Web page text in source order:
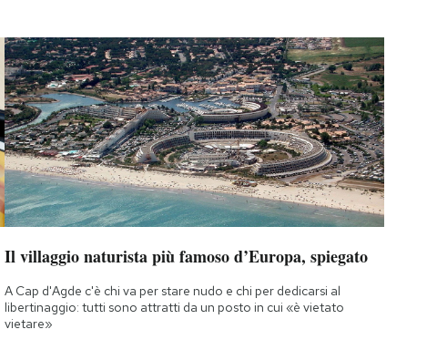
Il villaggio naturista più famoso d’Europa, spiegato
A Cap d'Agde c'è chi va per stare nudo e chi per dedicarsi al
libertinaggio: tutti sono attratti da un posto in cui «è vietato
vietare»